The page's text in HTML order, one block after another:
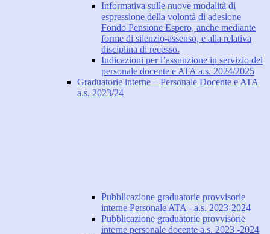
Informativa sulle nuove modalità di
espressione della volontà di adesione
Fondo Pensione Espero, anche mediante
forme di silenzio-assenso, e alla relativa
disciplina di recesso.
Indicazioni per l’assunzione in servizio del
personale docente e ATA a.s. 2024/2025
Graduatorie interne – Personale Docente e ATA
a.s. 2023/24
Pubblicazione graduatorie provvisorie
interne Personale ATA - a.s. 2023-2024
Pubblicazione graduatorie provvisorie
interne personale docente a.s. 2023 -2024